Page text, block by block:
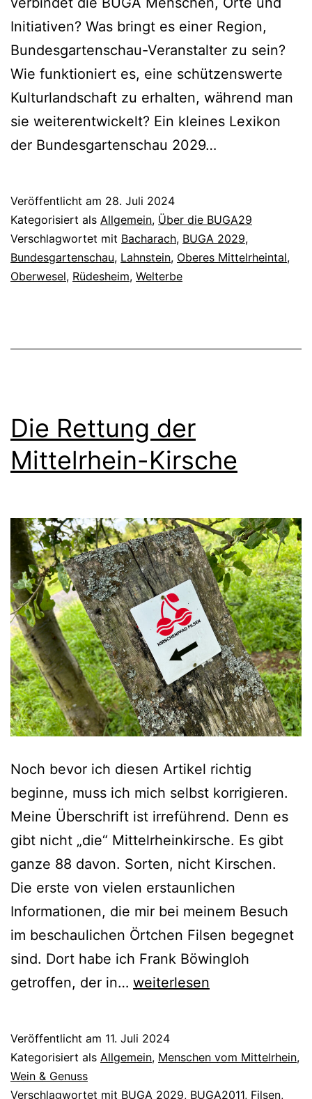
Initiativen? Was bringt es einer Region,
Bundesgartenschau-Veranstalter zu sein?
Wie funktioniert es, eine schützenswerte
Kulturlandschaft zu erhalten, während man
sie weiterentwickelt? Ein kleines Lexikon
der Bundesgartenschau 2029…
Veröffentlicht am 28. Juli 2024
Kategorisiert als Allgemein, Über die BUGA29
Verschlagwortet mit Bacharach, BUGA 2029,
Bundesgartenschau, Lahnstein, Oberes Mittelrheintal,
Oberwesel, Rüdesheim, Welterbe
Die Rettung der
Mittelrhein-Kirsche
Noch bevor ich diesen Artikel richtig
beginne, muss ich mich selbst korrigieren.
Meine Überschrift ist irreführend. Denn es
gibt nicht „die“ Mittelrheinkirsche. Es gibt
ganze 88 davon. Sorten, nicht Kirschen.
Die erste von vielen erstaunlichen
Informationen, die mir bei meinem Besuch
im beschaulichen Örtchen Filsen begegnet
sind. Dort habe ich Frank Böwingloh
getroffen, der in… Die
Mittelrhein-
weiterlesen
Veröffentlicht am 11. Juli 2024
Kategorisiert als Allgemein, Menschen vom Mittelrhein,
Wein & Genuss
Verschlagwortet mit BUGA 2029, BUGA2011, Filsen,